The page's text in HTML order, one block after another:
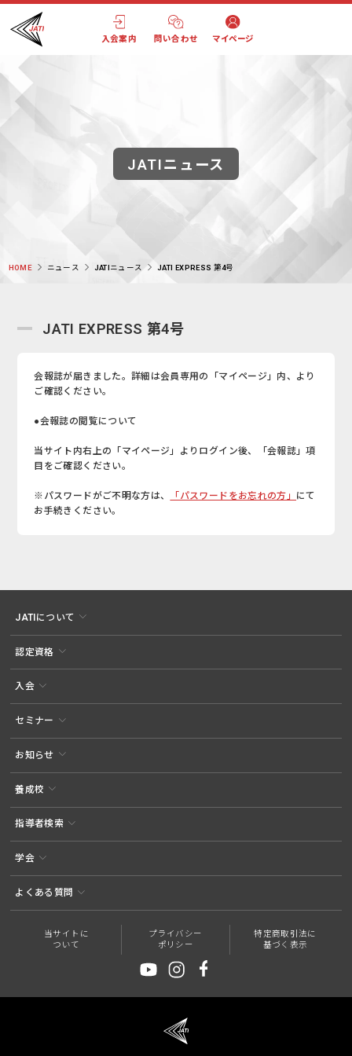
入会案内 問い合わせ マイページ
JATIニュース
HOME ニュース JATIニュース JATI EXPRESS 第4号
JATI EXPRESS 第4号
会報誌が届きました。詳細は会員専用の「マイページ」内、より
ご確認ください。
●会報誌の閲覧について
当サイト内右上の「マイページ」よりログイン後、「会報誌」項
目をご確認ください。
※パスワードがご不明な方は、 「パスワードをお忘れの方」 にて
お手続きください。
JATIについて
認定資格
入会
セミナー
お知らせ
養成校
指導者検索
学会
よくある質問
当サイトに
ついて
プライバシー
ポリシー
特定商取引法に
基づく表示